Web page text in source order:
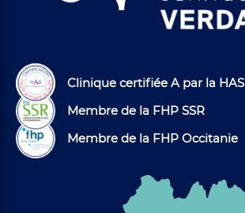
Clinique certifiée A par la HAS
Membre de la FHP SSR
Membre de la FHP Occitanie